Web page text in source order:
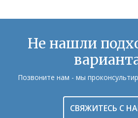
Не нашли
Позвоните нам - мы
СВЯЖИТЕСЬ С